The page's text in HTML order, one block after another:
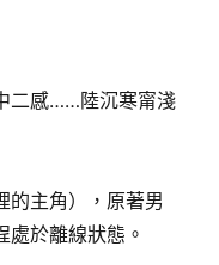
二感……陸沉寒甯淺
的主角），原著男
處於離線狀態。